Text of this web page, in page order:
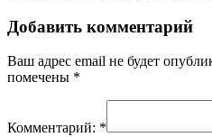
Добавить комментарий
Ваш адрес email не будет
помечены *
Комментарий: *